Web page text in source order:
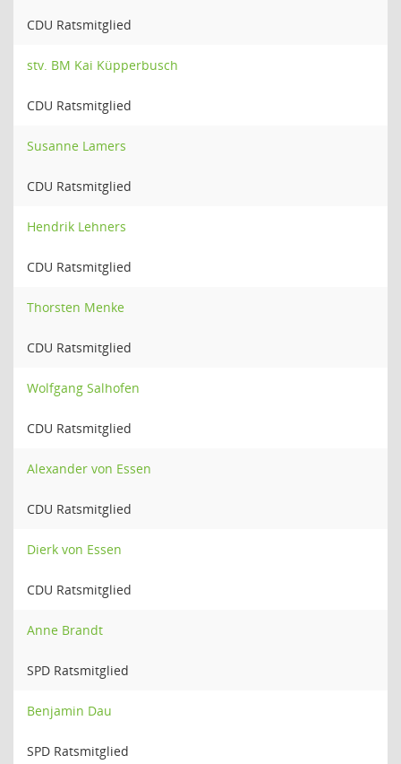
CDU Ratsmitglied
stv. BM Kai Küpperbusch
CDU Ratsmitglied
Susanne Lamers
CDU Ratsmitglied
Hendrik Lehners
CDU Ratsmitglied
Thorsten Menke
CDU Ratsmitglied
Wolfgang Salhofen
CDU Ratsmitglied
Alexander von Essen
CDU Ratsmitglied
Dierk von Essen
CDU Ratsmitglied
Anne Brandt
SPD Ratsmitglied
Benjamin Dau
SPD Ratsmitglied